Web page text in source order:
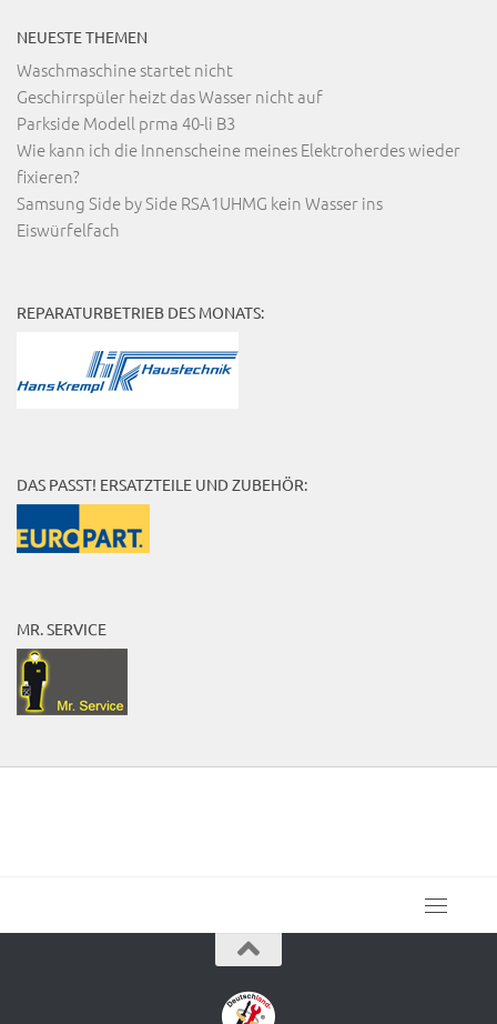
NEUESTE THEMEN
Waschmaschine startet nicht
Geschirrspüler heizt das Wasser nicht auf
Parkside Modell prma 40-li B3
Wie kann ich die Innenscheine meines Elektroherdes wieder
fixieren?
Samsung Side by Side RSA1UHMG kein Wasser ins
Eiswürfelfach
REPARATURBETRIEB DES MONATS:
DAS PASST! ERSATZTEILE UND ZUBEHÖR:
MR. SERVICE